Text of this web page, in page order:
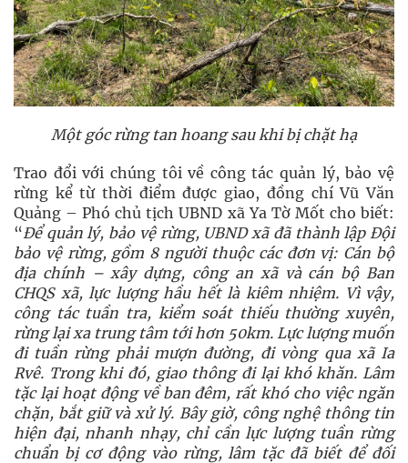
Một góc rừng tan hoang sau khi bị chặt hạ
Trao đổi với chúng tôi về công tác quản lý, bảo vệ
rừng kể từ thời điểm được giao, đồng chí Vũ Văn
Quảng – Phó chủ tịch UBND xã Ya Tờ Mốt cho biết:
“Để quản lý, bảo vệ rừng, UBND xã đã thành lập Đội
bảo vệ rừng, gồm 8 người thuộc các đơn vị: Cán bộ
địa chính – xây dựng, công an xã và cán bộ Ban
CHQS xã, lực lượng hầu hết là kiêm nhiệm. Vì vậy,
công tác tuần tra, kiểm soát thiếu thường xuyên,
rừng lại xa trung tâm tới hơn 50km. Lực lượng muốn
đi tuần rừng phải mượn đường, đi vòng qua xã Ia
Rvê. Trong khi đó, giao thông đi lại khó khăn. Lâm
tặc lại hoạt động về ban đêm, rất khó cho việc ngăn
chặn, bắt giữ và xử lý. Bây giờ, công nghệ thông tin
hiện đại, nhanh nhạy, chỉ cần lực lượng tuần rừng
chuẩn bị cơ động vào rừng, lâm tặc đã biết để đối